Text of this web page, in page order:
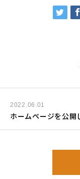
2022.06.01
ホームページを公開